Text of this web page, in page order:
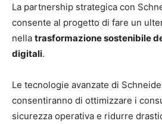
La partnership strategica con
consente al progetto di fare un
nella trasformazione sostenibile
digitali.
Le tecnologie avanzate di
consentiranno di ottimizzare i
sicurezza operativa e ridurre